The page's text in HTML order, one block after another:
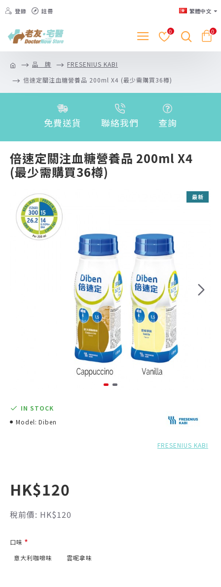
登錄 註冊 繁體中文
0 0
品 牌
FRESENIUS KABI
倍速定關注血糖營養品 200ml X4 (最少需購買36樽)
免費送貨 聯絡我們 查詢
倍速定關注血糖營養品 200ml X4
(最少需購買36樽)
最新
HK$120
稅前價: HK$120
IN STOCK
Model: Diben
FRESENIUS KABI
口味
意大利咖啡味
雲呢拿味